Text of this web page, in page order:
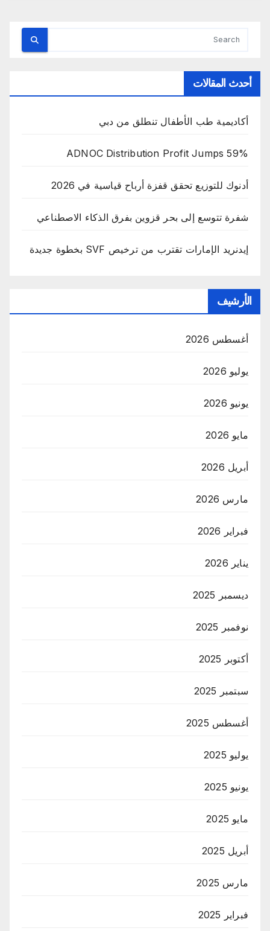
أحدث المقالات
أكاديمية طب الأطفال تنطلق من دبي
ADNOC Distribution Profit Jumps 59%
أدنوك للتوزيع تحقق قفزة أرباح قياسية في 2026
شفرة تتوسع إلى بحر قزوين بفرق الذكاء الاصطناعي
إيدنريد الإمارات تقترب من ترخيص SVF بخطوة جديدة
الأرشيف
أغسطس 2026
يوليو 2026
يونيو 2026
مايو 2026
أبريل 2026
مارس 2026
فبراير 2026
يناير 2026
ديسمبر 2025
نوفمبر 2025
أكتوبر 2025
سبتمبر 2025
أغسطس 2025
يوليو 2025
يونيو 2025
مايو 2025
أبريل 2025
مارس 2025
فبراير 2025